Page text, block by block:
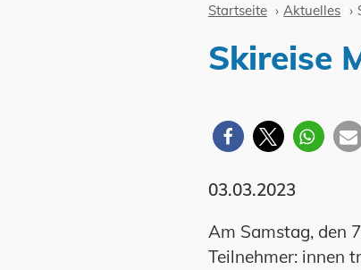
Startseite Aktuelles
Skireise
03.03.2023
Am Samstag, den
Teilnehmer: innen